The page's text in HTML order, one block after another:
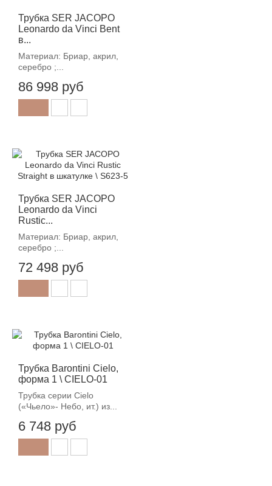
Трубка SER JACOPO
Leonardo da Vinci Bent
в...
Материал: Бриар, акрил,
серебро ;...
86 998 руб
Трубка SER JACOPO
Leonardo da Vinci
Rustic...
Материал: Бриар, акрил,
серебро ;...
72 498 руб
Трубка Barontini Cielo,
форма 1 \ CIELO-01
Трубка серии Cielo
(«Чьело»- Небо, ит.) из...
6 748 руб